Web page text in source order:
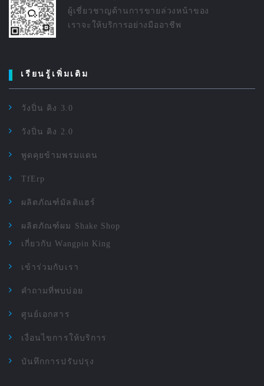
ผู้เชี่ยวชาญด้านการขายล่วงหน้าของ
เราจะให้บริการอย่างมืออาชีพ
เรียนรู้เพิ่มเติม
วังปิ่น คิง 3.0
วังปิ่น คิง 2.0
พูดคุยข้ามพรมแดน
TfErp
ผลิตภัณฑ์มัลติแฮร์
ผลิตภัณฑ์ผม Shake Shop
เกี่ยวกับ Wangpin King
เข้าร่วมกับเรา
คำถามที่พบบ่อย
ศูนย์เอกสาร
เงื่อนไขการให้บริการ
บันทึกการปรับปรุง